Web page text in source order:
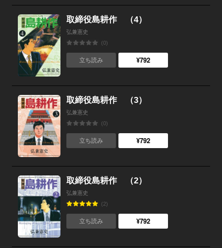
取締役島耕作 （4）
弘兼憲史
(0)
立ち読み ¥792
取締役島耕作 （3）
弘兼憲史
(0)
立ち読み ¥792
取締役島耕作 （2）
弘兼憲史
(2)
立ち読み ¥792